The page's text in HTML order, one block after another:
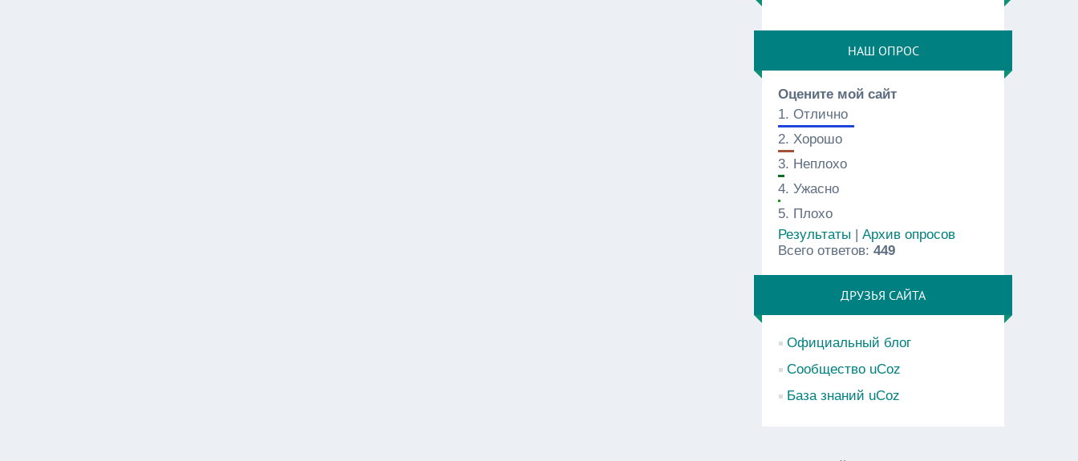
НАШ ОПРОС
Оцените мой сайт
1.Отлично
2.Хорошо
3. Неплохо
4.Ужасно
5. Плохо
Результаты |Архив опросов
Всего ответов:449
ДРУЗЬЯ САЙТА
Официальный блог
Сообщество uCoz
База знаний uCoz